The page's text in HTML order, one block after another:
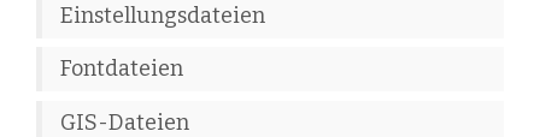
Einstellungsdateien
Fontdateien
GIS-Dateien